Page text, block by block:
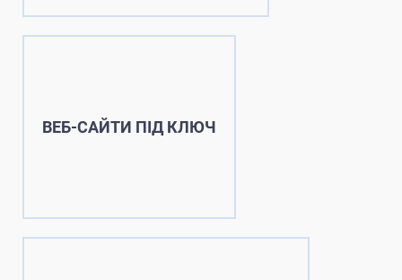
ВЕБ-САЙТИ ПІД КЛЮЧ